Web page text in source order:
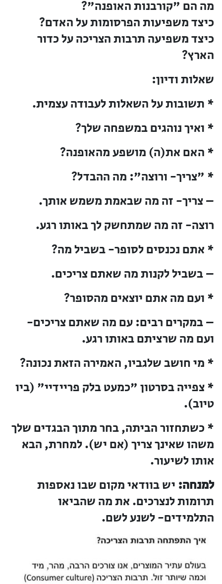
מה הם "קורבנות האופנה"?
כיצד משפיעות הפרסומות על האדם?
כיצד משפיעה תרבות הצריכה על כדור
הארץ?
שאלות ודיון:
* תשובות על השאלות לעבודה עצמית.
* ואיך נוהגים במשפחה שלך?
* האם את(ה) מושפע מהאופנה?
* "צריך- ורוצה": מה ההבדל?
– צריך- זה מה שבאמת משמש אותך.
רוצה- זה מה שמתחשק לך באותו רגע.
* אתם נכנסים לסופר- בשביל מה?
– בשביל לקנות מה שאתם צריכים.
* ועם מה אתם יוצאים מהסופר?
– במקרים רבים: עם מה שאתם צריכים-
ועם מה שרציתם באותו רגע.
* מי חושב שלגביו, האמירה הזאת נכונה?
* צפייה בסרטון "כמעט בלק פריידיי" (ביו
טיוב).
* כשתחזור הביתה, בחר מתוך הבגדים שלך
משהו שאינך צריך (אם יש). למחרת, הבא
אותו לשיעור.
למנחה: יש בוודאי מקום שבו נאספות
תרומות לנצרכים. את מה שהביאו
התלמידים- לשנע לשם.